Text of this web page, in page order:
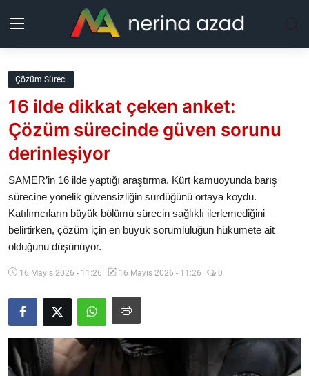
Kurdistan
Bölgeler
Yaşam
Güncel
Analiz
Makaleler
Video
Yazarlar
Çözüm Süreci
16 ilde dikkat çeken anket:
Çözüm sürecinde güven sorunu
derinleşiyor
SAMER’in 16 ilde yaptığı araştırma, Kürt kamuoyunda barış
sürecine yönelik güvensizliğin sürdüğünü ortaya koydu.
Katılımcıların büyük bölümü sürecin sağlıklı ilerlemediğini
belirtirken, çözüm için en büyük sorumluluğun hükümete ait
olduğunu düşünüyor.
16 Mayıs 2026 - 11:26 16 Mayıs 2026 - 11:26 0